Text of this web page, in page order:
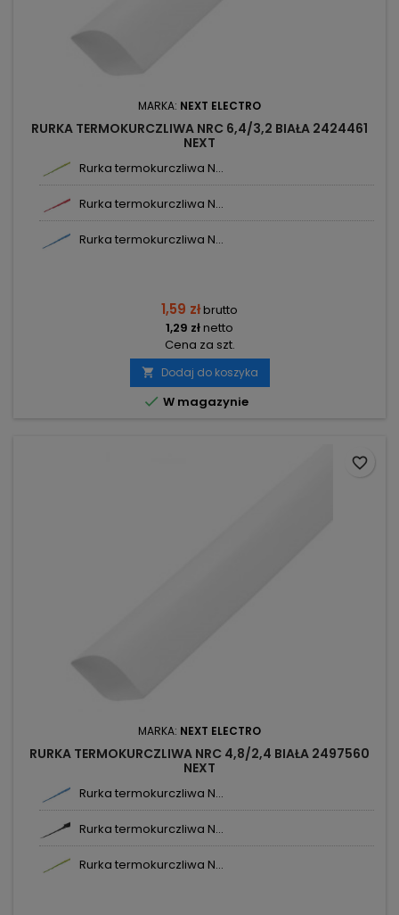
MARKA: NEXT ELECTRO
RURKA TERMOKURCZLIWA NRC 6,4/3,2 BIAŁA 2424461
NEXT
Rurka termokurczliwa N...
Rurka termokurczliwa N...
Rurka termokurczliwa N...
1,59 złbrutto
1,29 złnetto
Cena za szt.
 Dodaj do koszyka
 W magazynie
MARKA: NEXT ELECTRO
RURKA TERMOKURCZLIWA NRC 4,8/2,4 BIAŁA 2497560
NEXT
Rurka termokurczliwa N...
Rurka termokurczliwa N...
Rurka termokurczliwa N...
favorite_border